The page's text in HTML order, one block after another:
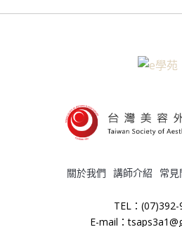
TEL：(07)392-
E-mail：
關於我們 講師介紹 常見